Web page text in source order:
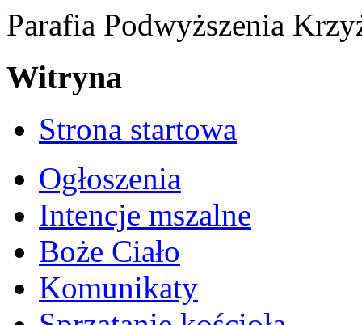
Parafia Podwyższenia
Witryna
Strona startowa
Ogłoszenia
Intencje mszalne
Boże Ciało
Komunikaty